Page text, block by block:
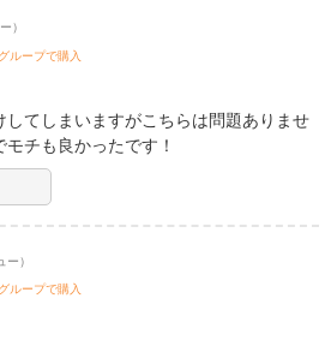
）
ループで購入
てしまいますがこちらは問題ありませ
チも良かったです！
ー）
ループで購入